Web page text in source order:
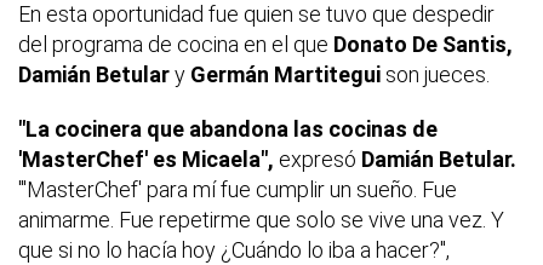
En esta oportunidad fue quien se tuvo que despedir
del programa de cocina en el que Donato De Santis,
Damián Betulary Germán Martitegui son jueces.
"La cocinera que abandona las cocinas de
'MasterChef' es Micaela", expresó Damián Betular.
"'MasterChef' para mí fue cumplir un sueño. Fue
animarme. Fue repetirme que solo se vive una vez. Y
que si no lo hacía hoy ¿Cuándo lo iba a hacer?",